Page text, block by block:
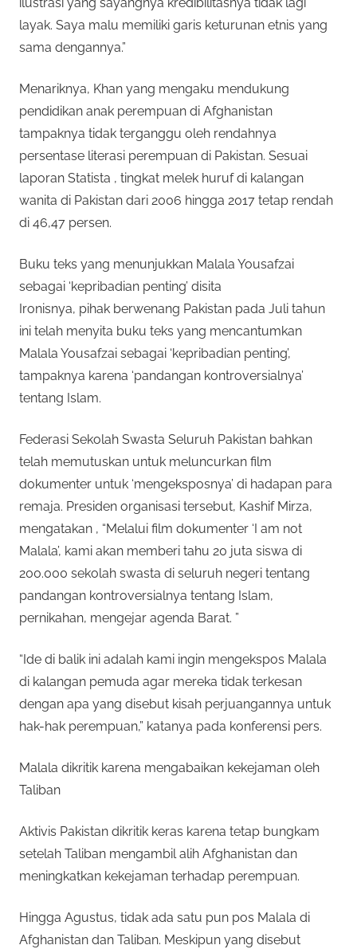
ilustrasi yang sayangnya kredibilitasnya tidak lagi
layak. Saya malu memiliki garis keturunan etnis yang
sama dengannya.”
Menariknya, Khan yang mengaku mendukung
pendidikan anak perempuan di Afghanistan
tampaknya tidak terganggu oleh rendahnya
persentase literasi perempuan di Pakistan. Sesuai
laporan Statista , tingkat melek huruf di kalangan
wanita di Pakistan dari 2006 hingga 2017 tetap rendah
di 46,47 persen.
Buku teks yang menunjukkan Malala Yousafzai
sebagai ‘kepribadian penting’ disita
Ironisnya, pihak berwenang Pakistan pada Juli tahun
ini telah menyita buku teks yang mencantumkan
Malala Yousafzai sebagai ‘kepribadian penting’,
tampaknya karena ‘pandangan kontroversialnya’
tentang Islam.
Federasi Sekolah Swasta Seluruh Pakistan bahkan
telah memutuskan untuk meluncurkan film
dokumenter untuk ‘mengeksposnya’ di hadapan para
remaja. Presiden organisasi tersebut, Kashif Mirza,
mengatakan , “Melalui film dokumenter ‘I am not
Malala’, kami akan memberi tahu 20 juta siswa di
200.000 sekolah swasta di seluruh negeri tentang
pandangan kontroversialnya tentang Islam,
pernikahan, mengejar agenda Barat. ”
“Ide di balik ini adalah kami ingin mengekspos Malala
di kalangan pemuda agar mereka tidak terkesan
dengan apa yang disebut kisah perjuangannya untuk
hak-hak perempuan,” katanya pada konferensi pers.
Malala dikritik karena mengabaikan kekejaman oleh
Taliban
Aktivis Pakistan dikritik keras karena tetap bungkam
setelah Taliban mengambil alih Afghanistan dan
meningkatkan kekejaman terhadap perempuan.
Hingga Agustus, tidak ada satu pun pos Malala di
Afghanistan dan Taliban. Meskipun yang disebut